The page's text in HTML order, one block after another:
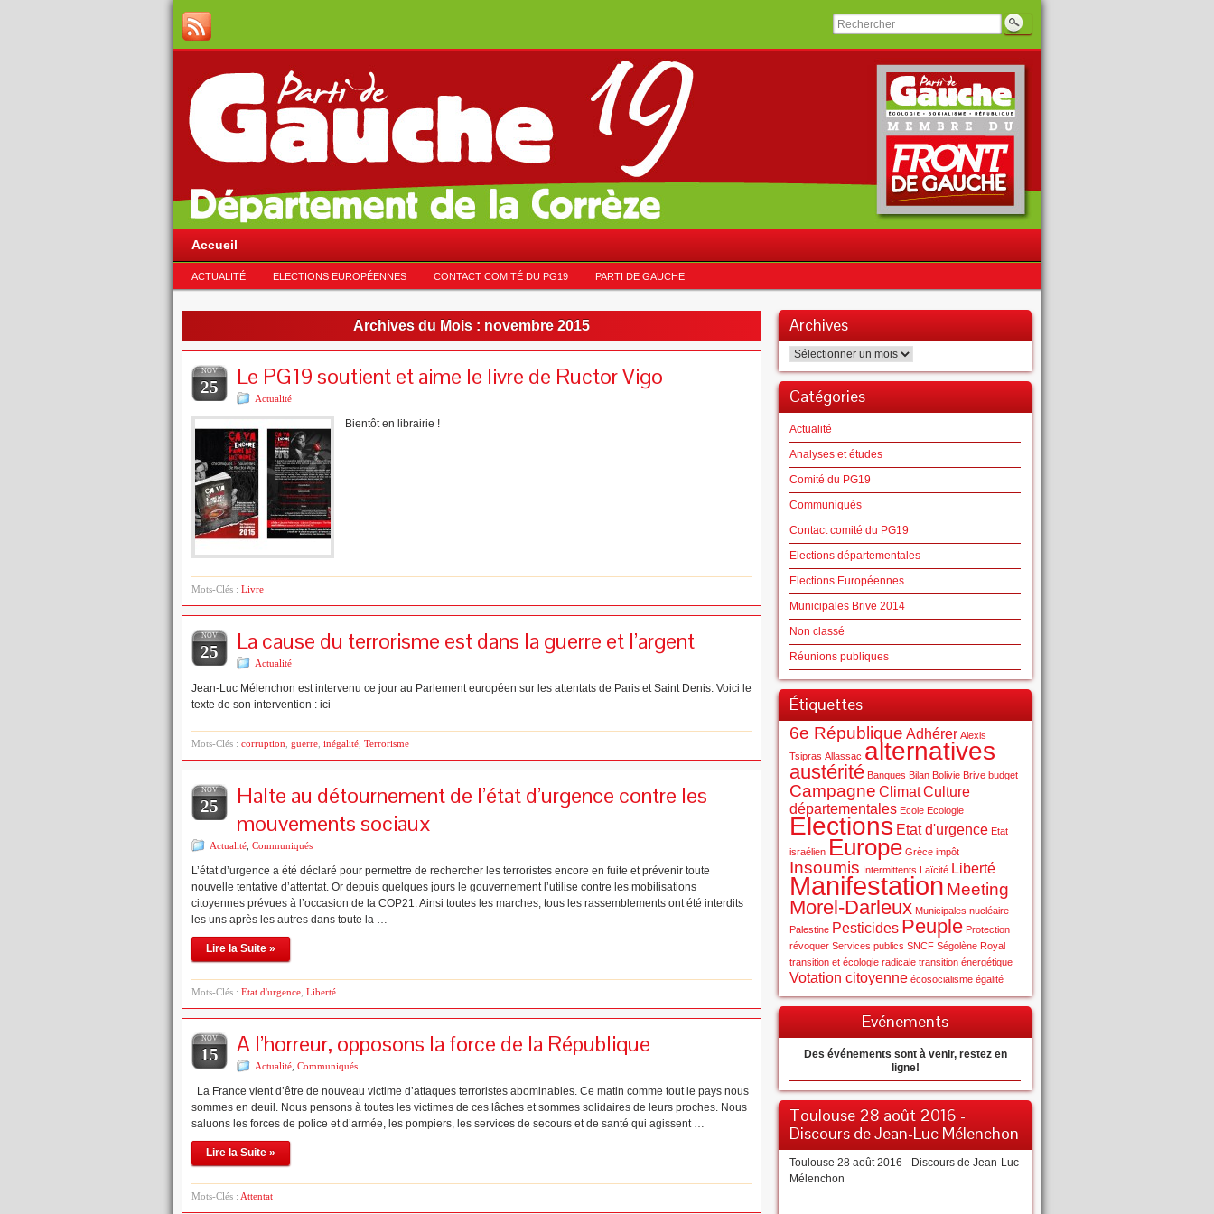
Accueil
ACTUALITÉ ELECTIONS EUROPÉENNES CONTACT COMITÉ DU PG19 PARTI DE GAUCHE
Archives du Mois : novembre 2015
NOV
25 Le PG19 soutient et aime le livre de Ructor Vigo
Actualité
Bientôt en librairie !
Mots-Clés : Livre
NOV
25 La cause du terrorisme est dans la guerre et l’argent
Actualité
Jean-Luc Mélenchon est intervenu ce jour au Parlement européen sur les attentats de Paris et Saint Denis. Voici le
texte de son intervention : ici
Mots-Clés : corruption guerre inégalité Terrorisme
NOV
25
Halte au détournement de l’état d’urgence contre les
mouvements sociaux
Actualité Communiqués
L’état d’urgence a été déclaré pour permettre de rechercher les terroristes encore en fuite et prévenir toute
nouvelle tentative d’attentat. Or depuis quelques jours le gouvernement l’utilise contre les mobilisations
citoyennes prévues à l’occasion de la COP21. Ainsi toutes les marches, tous les rassemblements ont été interdits
les uns après les autres dans toute la …
Lire la Suite »
Mots-Clés : Etat d'urgence Liberté
NOV
15 A l’horreur, opposons la force de la République
Actualité Communiqués
La France vient d’être de nouveau victime d’attaques terroristes abominables. Ce matin comme tout le pays nous
sommes en deuil. Nous pensons à toutes les victimes de ces lâches et sommes solidaires de leurs proches. Nous
saluons les forces de police et d’armée, les pompiers, les services de secours et de santé qui agissent …
Lire la Suite »
Mots-Clés : Attentat
Archives
Archives
Catégories
Actualité
Analyses et études
Comité du PG19
Communiqués
Contact comité du PG19
Elections départementales
Elections Européennes
Municipales Brive 2014
Non classé
Réunions publiques
Étiquettes
6e République Adhérer Alexis
Tsipras Allassac alternatives
austérité Banques Bilan Bolivie Brive budget
Campagne ClimatCulture
départementales Ecole Ecologie
Elections Etat d'urgence Etat
israélien Europe Grèce impôt
Insoumis Intermittents Laïcité Liberté
Manifestation Meeting
Morel-Darleux Municipales nucléaire
Palestine Pesticides Peuple Protection
révoquer Services publics SNCF Ségolène Royal
transition et écologie radicale transition énergétique
Votation citoyenne écosocialisme égalité
Evénements
Des événements sont à venir, restez en
ligne!
Toulouse 28 août 2016 -
Discours de Jean-Luc Mélenchon
Toulouse 28 août 2016 - Discours de Jean-Luc
Mélenchon